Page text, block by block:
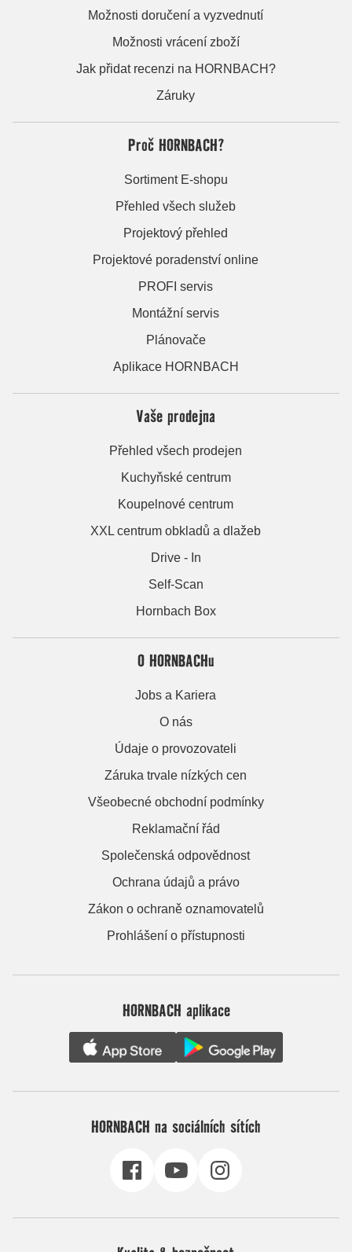
Možnosti doručení a vyzvednutí
Možnosti vrácení zboží
Jak přidat recenzi na HORNBACH?
Záruky
Proč HORNBACH?
Sortiment E-shopu
Přehled všech služeb
Projektový přehled
Projektové poradenství online
PROFI servis
Montážní servis
Plánovače
Aplikace HORNBACH
Vaše prodejna
Přehled všech prodejen
Kuchyňské centrum
Koupelnové centrum
XXL centrum obkladů a dlažeb
Drive - In
Self-Scan
Hornbach Box
O HORNBACHu
Jobs a Kariera
O nás
Údaje o provozovateli
Záruka trvale nízkých cen
Všeobecné obchodní podmínky
Reklamační řád
Společenská odpovědnost
Ochrana údajů a právo
Zákon o ochraně oznamovatelů
Prohlášení o přístupnosti
HORNBACH aplikace
HORNBACH na sociálních sítích